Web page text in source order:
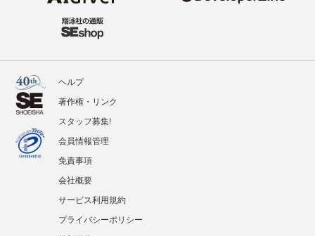
ヘルプ
著作権・リンク
スタッフ募集!
会員情報管理
免責事項
会社概要
サービス利用規約
プライバシーポリシー